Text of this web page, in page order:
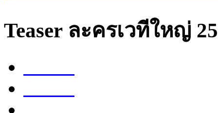
Teaser ละครเวทีใหญ่
Share
Tweet